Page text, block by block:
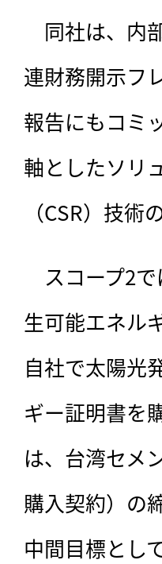
同社は、内
連財務開示フ
報告にもコミ
軸としたソリ
（CSR）技
スコープ2で
生可能エネル
自社で太陽光
ギー証明書を
は、台湾セメ
購入契約）の
中間目標とし